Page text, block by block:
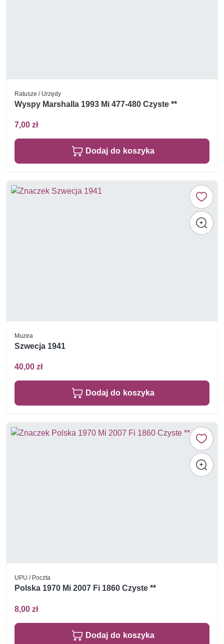
Ratusze / Urzędy
Wyspy Marshalla 1993 Mi 477-480 Czyste **
7,00 zł
Dodaj do koszyka
Muzea
Szwecja 1941
40,00 zł
Dodaj do koszyka
UPU / Poczta
Polska 1970 Mi 2007 Fi 1860 Czyste **
8,00 zł
Dodaj do koszyka